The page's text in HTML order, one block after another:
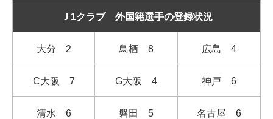
Ｊ1クラブ 外国籍選手の登録状況
大分 2 鳥栖 8 広島 4
C大阪 7 G大阪 4 神戸 6
清水 6 磐田 5 名古屋 6